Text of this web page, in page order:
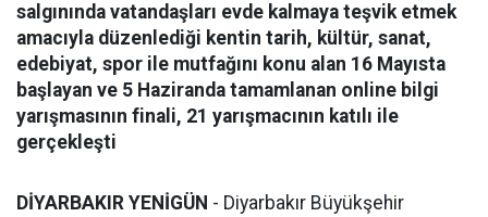
salgınında vatandaşları evde kalmaya teşvik etmek
amacıyla düzenlediği kentin tarih, kültür, sanat,
edebiyat, spor ile mutfağını konu alan 16 Mayısta
başlayan ve 5 Haziranda tamamlanan online bilgi
yarışmasının finali, 21 yarışmacının katılı ile
gerçekleşti
DİYARBAKIR YENİGÜN - Diyarbakır Büyükşehir